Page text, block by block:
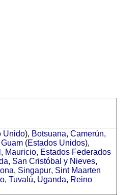
Unido), Botsuana, Camerún,
Guam (Estados Unidos),
, Mauricio, Estados Federados
, San Cristóbal y Nieves,
, Singapur, Sint Maarten
, Tuvalú, Uganda, Reino